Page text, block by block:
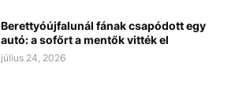
Berettyóújfalunál fának csapódott egy
autó: a sofőrt a mentők vitték el
július 24, 2026